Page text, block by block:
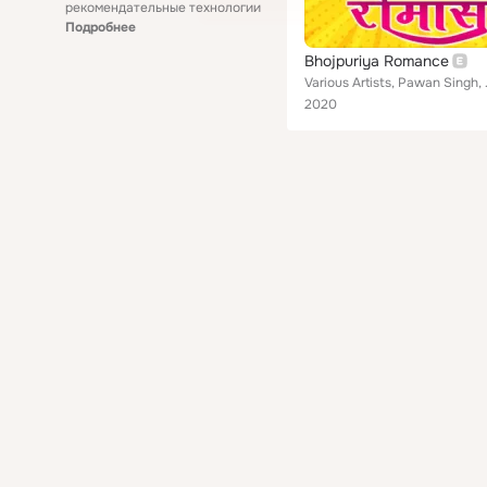
рекомендательные технологии
Подробнее
Bhojpuriya Romance
Various Artists, Pawan
2020